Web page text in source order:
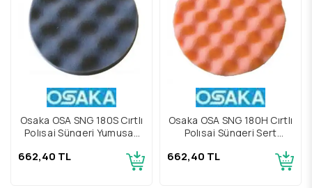
Osaka OSA SNG 180S Cırtlı
Polısaj Süngeri Yumusak
662,40 TL
Osaka OSA SNG 180H Cırtlı
Polısaj Süngeri Sert
662,40 TL